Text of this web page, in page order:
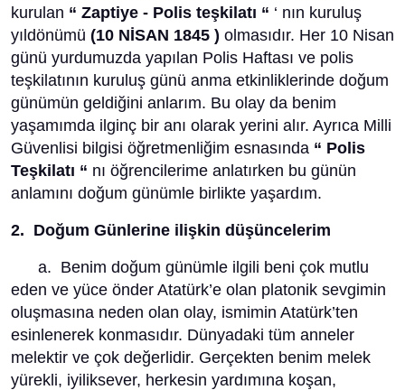
kurulan “ Zaptiye - Polis teşkilatı “ ‘ nın kuruluş
yıldönümü (10 NİSAN 1845 ) olmasıdır. Her 10 Nisan
günü yurdumuzda yapılan Polis Haftası ve polis
teşkilatının kuruluş günü anma etkinliklerinde doğum
günümün geldiğini anlarım. Bu olay da benim
yaşamımda ilginç bir anı olarak yerini alır. Ayrıca Milli
Güvenlisi bilgisi öğretmenliğim esnasında “ Polis
Teşkilatı “ nı öğrencilerime anlatırken bu günün
anlamını doğum günümle birlikte yaşardım.
2. Doğum Günlerine ilişkin düşüncelerim
a. Benim doğum günümle ilgili beni çok mutlu
eden ve yüce önder Atatürk’e olan platonik sevgimin
oluşmasına neden olan olay, ismimin Atatürk’ten
esinlenerek konmasıdır. Dünyadaki tüm anneler
melektir ve çok değerlidir. Gerçekten benim melek
yürekli, iyiliksever, herkesin yardımına koşan,